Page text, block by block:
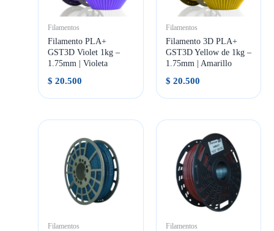
Filamentos
Filamento PLA+
GST3D Violet 1kg –
1.75mm | Violeta
$ 20.500
Filamentos
Filamento 3D PLA+
GST3D Yellow de 1kg –
1.75mm | Amarillo
$ 20.500
Filamentos Filamentos